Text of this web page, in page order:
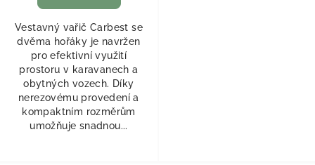
Vestavný vařič Carbest se
dvěma hořáky je navržen
pro efektivní využití
prostoru v karavanech a
obytných vozech. Díky
nerezovému provedení a
kompaktním rozměrům
umožňuje snadnou...